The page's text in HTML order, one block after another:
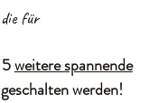
für
weitere spannende
werden!